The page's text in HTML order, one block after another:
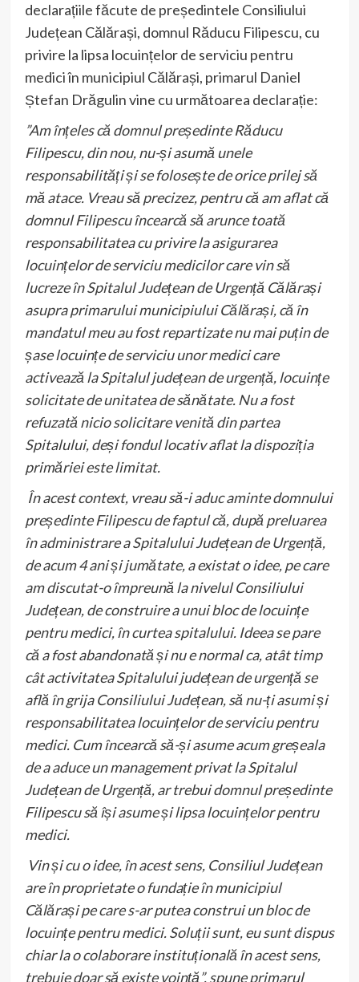
declarațiile făcute de președintele Consiliului
Județean Călărași, domnul Răducu Filipescu, cu
privire la lipsa locuințelor de serviciu pentru
medici în municipiul Călărași, primarul Daniel
Ștefan Drăgulin vine cu următoarea declarație:
”Am înțeles că domnul președinte Răducu
Filipescu, din nou, nu-și asumă unele
responsabilități și se folosește de orice prilej să
mă atace. Vreau să precizez, pentru că am aflat că
domnul Filipescu încearcă să arunce toată
responsabilitatea cu privire la asigurarea
locuințelor de serviciu medicilor care vin să
lucreze în Spitalul Județean de Urgență Călărași
asupra primarului municipiului Călărași, că în
mandatul meu au fost repartizate nu mai puțin de
șase locuințe de serviciu unor medici care
activează la Spitalul județean de urgență, locuințe
solicitate de unitatea de sănătate. Nu a fost
refuzată nicio solicitare venită din partea
Spitalului, deși fondul locativ aflat la dispoziția
primăriei este limitat.
În acest context, vreau să-i aduc aminte domnului
președinte Filipescu de faptul că, după preluarea
în administrare a Spitalului Județean de Urgență,
de acum 4 ani și jumătate, a existat o idee, pe care
am discutat-o împreună la nivelul Consiliului
Județean, de construire a unui bloc de locuințe
pentru medici, în curtea spitalului. Ideea se pare
că a fost abandonată și nu e normal ca, atât timp
cât activitatea Spitalului județean de urgență se
află în grija Consiliului Județean, să nu-ți asumi și
responsabilitatea locuințelor de serviciu pentru
medici. Cum încearcă să-și asume acum greșeala
de a aduce un management privat la Spitalul
Județean de Urgență, ar trebui domnul președinte
Filipescu să își asume și lipsa locuințelor pentru
medici.
Vin și cu o idee, în acest sens, Consiliul Județean
are în proprietate o fundație în municipiul
Călărași pe care s-ar putea construi un bloc de
locuințe pentru medici. Soluții sunt, eu sunt dispus
chiar la o colaborare instituțională în acest sens,
trebuie doar să existe voință”, spune primarul